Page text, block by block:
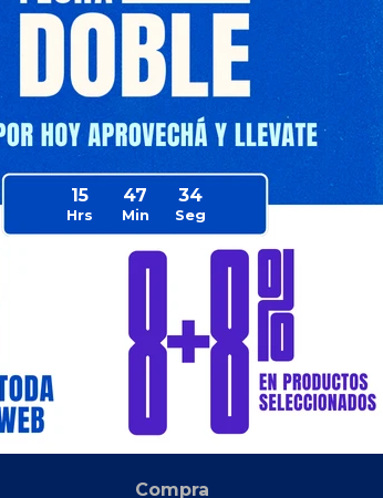
15 47 34
Bolso Ocean Pack Expert
Estanca Impermeable 2 Lts
$ 107
$ 107
122
Disponible Envío
Compra